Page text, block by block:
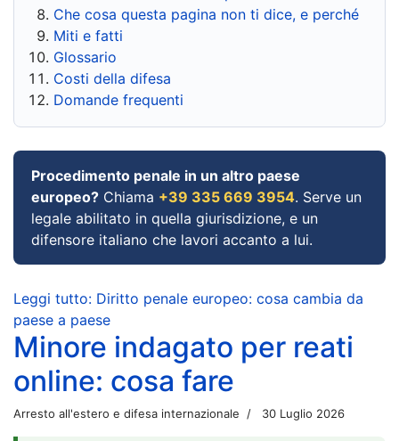
Che cosa questa pagina non ti dice, e perché
Miti e fatti
Glossario
Costi della difesa
Domande frequenti
Procedimento penale in un altro paese
europeo? Chiama +39 335 669 3954. Serve un
legale abilitato in quella giurisdizione, e un
difensore italiano che lavori accanto a lui.
Leggi tutto: Diritto penale europeo: cosa cambia da
paese a paese
Minore indagato per reati
online: cosa fare
Arresto all'estero e difesa internazionale 30 Luglio 2026